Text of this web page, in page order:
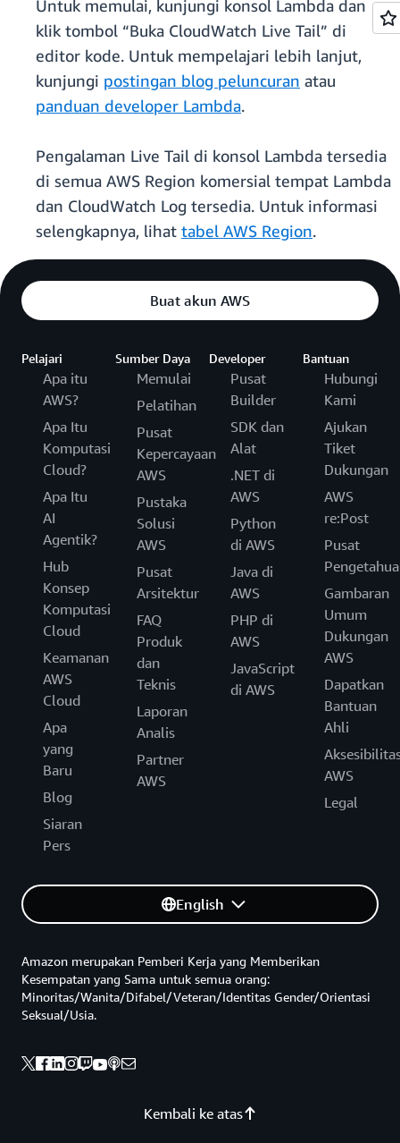
Untuk memulai, kunjungi konsol Lambda dan
klik tombol “Buka CloudWatch Live Tail” di
editor kode. Untuk mempelajari lebih lanjut,
kunjungi postingan blog peluncuran atau
panduan developer Lambda.
Pengalaman Live Tail di konsol Lambda tersedia
di semua AWS Region komersial tempat Lambda
dan CloudWatch Log tersedia. Untuk informasi
selengkapnya, lihat tabel AWS Region.
Buat akun AWS
Pelajari
Apa itu
AWS?
Apa Itu
Komputasi
Cloud?
Apa Itu
AI
Agentik?
Hub
Konsep
Komputasi
Cloud
Keamanan
AWS
Cloud
Apa
yang
Baru
Blog
Siaran
Pers
Sumber Daya
Memulai
Pelatihan
Pusat
Kepercayaan
AWS
Pustaka
Solusi
AWS
Pusat
Arsitektur
FAQ
Produk
dan
Teknis
Laporan
Analis
Partner
AWS
Developer
Pusat
Builder
SDK dan
Alat
.NET di
AWS
Python
di AWS
Java di
AWS
PHP di
AWS
JavaScript
di AWS
Bantuan
Hubungi
Kami
Ajukan
Tiket
Dukungan
AWS
re:Post
Pusat
Gambaran
Umum
Dukungan
AWS
Dapatkan
Bantuan
Ahli
AWS
Legal
English
Kembali ke atas
Amazon merupakan Pemberi Kerja yang Memberikan
Kesempatan yang Sama untuk semua orang:
Minoritas/Wanita/Difabel/Veteran/Identitas Gender/Orientasi
Seksual/Usia.